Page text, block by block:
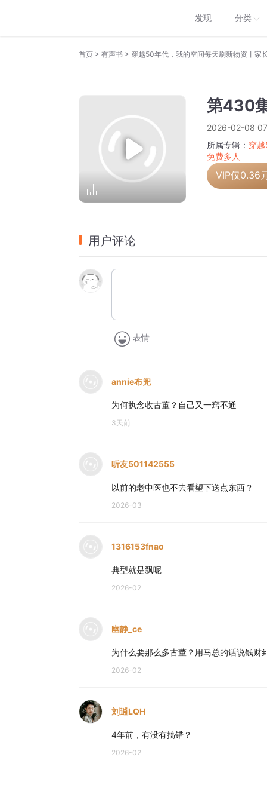
发现 分类
首页 > 有声书 >
第430
2026-02-08
所属专辑： 穿
免费多人
VIP仅0.36
用户评论
表情
annie布兜
为何执念收古董？自己又一窍不通
3天前
听友501142555
以前的老中医也不去看望下送点东西？
2026-03
1316153fnao
典型就是飘呢
2026-02
幽静_ce
为什么要那么多古董？用马总的话说钱
2026-02
刘逍LQH
4年前，有没有搞错？
2026-02